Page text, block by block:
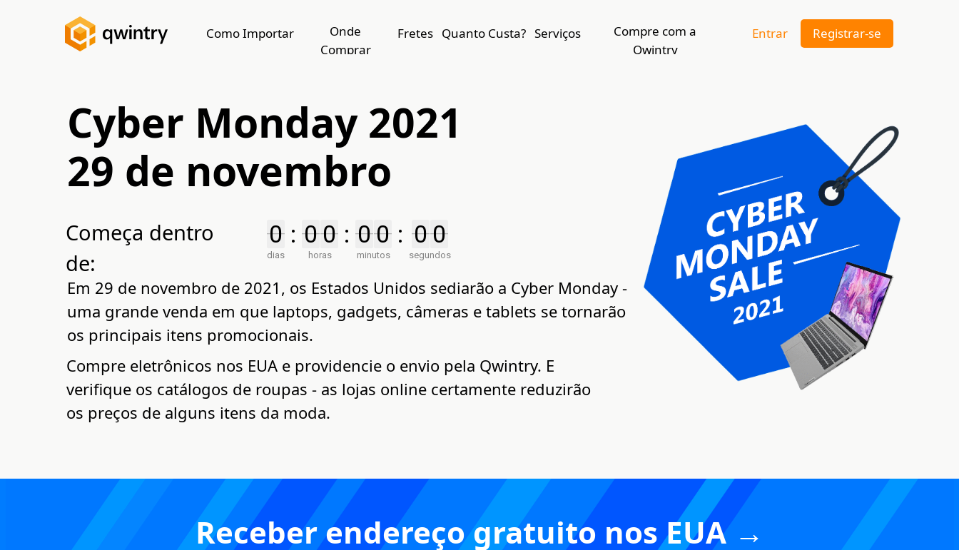
Registrar-se
Fretes
Onde
Comprar
Compre com a
Qwintry
Serviços
Como Importar Entrar
Quanto Custa?
Em 29 de novembro de 2021, os Estados Unidos sediarão a Cyber Monday -
uma grande venda em que laptops, gadgets, câmeras e tablets se tornarão
os principais itens promocionais.
Cyber Monday 2021
29 de novembro
Compre eletrônicos nos EUA e providencie o envio pela Qwintry. E
verifique os catálogos de roupas - as lojas online certamente reduzirão
os preços de alguns itens da moda.
0
0
dias
: 0
00
0
horas
: 0
00
0
minutos
: 0
00
0
segundos
Começa dentro
de:
Receber endereço gratuito nos EUA →